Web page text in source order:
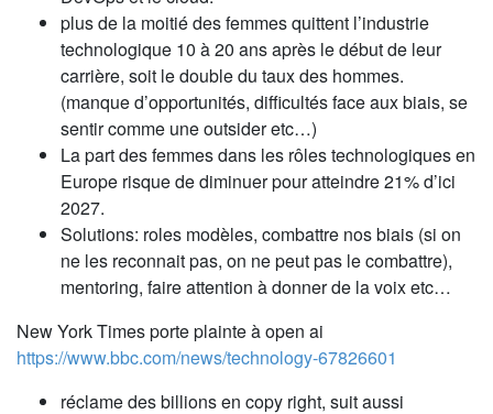
plus de la moitié des femmes quittent l’industrie
technologique 10 à 20 ans après le début de leur
carrière, soit le double du taux des hommes.
(manque d’opportunités, difficultés face aux biais, se
sentir comme une outsider etc…)
La part des femmes dans les rôles technologiques en
Europe risque de diminuer pour atteindre 21% d’ici
2027.
Solutions: roles modèles, combattre nos biais (si on
ne les reconnait pas, on ne peut pas le combattre),
mentoring, faire attention à donner de la voix etc…
New York Times porte plainte à open ai
https://www.bbc.com/news/technology-67826601
réclame des billions en copy right, suit aussi